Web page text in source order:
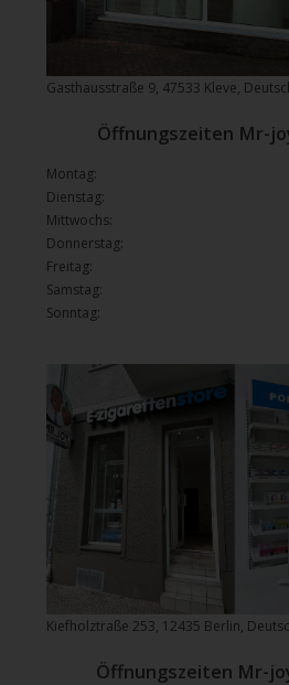
Gasthausstraße 9, 47533 Kleve,
Kiefholztraße 253, 12435 Berlin,
Öffnungszeiten Mr-
Montag:
Dienstag:
Mittwochs:
Donnerstag:
Freitag:
Samstag:
Sonntag:
Öffnungszeiten Mr-